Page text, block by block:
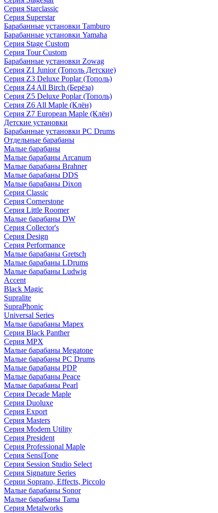
Серия Starclassic
Серия Superstar
Барабанные установки Tamburo
Барабанные установки Yamaha
Серия Stage Custom
Серия Tour Custom
Барабанные установки Zowag
Серия Z1 Junior (Тополь Детские)
Серия Z3 Deluxe Poplar (Тополь)
Серия Z4 All Birch (Берёза)
Серия Z5 Deluxe Poplar (Тополь)
Серия Z6 All Maple (Клён)
Серия Z7 European Maple (Клён)
Детские установки
Барабанные установки PC Drums
Отдельные барабаны
Малые барабаны
Малые барабаны Arcanum
Малые барабаны Brahner
Малые барабаны DDS
Малые барабаны Dixon
Серия Classic
Серия Cornerstone
Серия Little Roomer
Малые барабаны DW
Серия Collector's
Серия Design
Серия Performance
Малые барабаны Gretsch
Малые барабаны LDrums
Малые барабаны Ludwig
Accent
Black Magic
Supralite
SupraPhonic
Universal Series
Малые барабаны Mapex
Серия Black Panther
Серия MPX
Малые барабаны Megatone
Малые барабаны PC Drums
Малые барабаны PDP
Малые барабаны Peace
Малые барабаны Pearl
Серия Decade Maple
Серия Duoluxe
Серия Export
Серия Masters
Серия Modern Utility
Серия President
Серия Professional Maple
Серия SensiTone
Серия Session Studio Select
Серия Signature Series
Серии Soprano, Effects, Piccolo
Малые барабаны Sonor
Малые барабаны Tama
Серия Metalworks